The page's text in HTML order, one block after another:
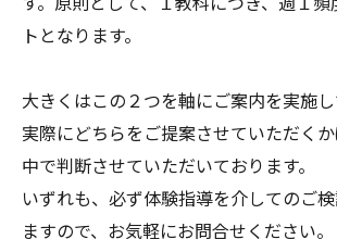
トとなります。
大きくはこの２つを軸にご案内を実施し
実際にどちらをご提案させていただく
中で判断させていただいております。
いずれも、必ず体験指導を介してのご
ますので、お気軽にお問合せください。